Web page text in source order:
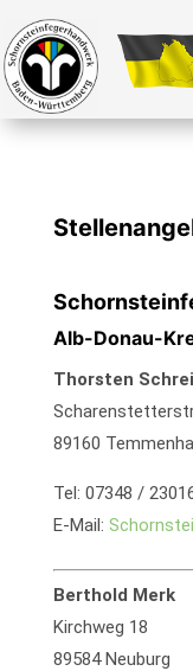
Alb-Donau-
Thorsten
89160
Tel: 07348 /
E-Mail:
Berthold Merk
Kirchweg 18
89584 Neuburg